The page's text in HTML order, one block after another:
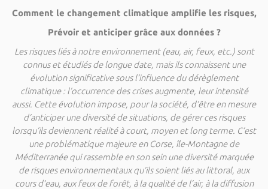
Comment le changement climatique amplifie les risques,
Prévoir et anticiper grâce aux données ?
Les risques liés à notre environnement (eau, air, feux, etc.) sont
connus et étudiés de longue date, mais ils connaissent une
évolution significative sous l’influence du dérèglement
climatique : l’occurrence des crises augmente, leur intensité
aussi. Cette évolution impose, pour la société, d’être en mesure
d’anticiper une diversité de situations, de gérer ces risques
lorsqu’ils deviennent réalité à court, moyen et long terme. C’est
une problématique majeure en Corse, île-Montagne de
Méditerranée qui rassemble en son sein une diversité marquée
de risques environnementaux qu’ils soient liés au littoral, aux
cours d’eau, aux feux de forêt, à la qualité de l’air, à la diffusion